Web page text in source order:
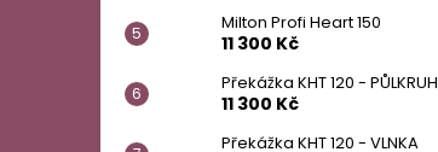
Milton Profi Heart 150
11 300 Kč
Překážka KHT 120 - PŮLKRUH
11 300 Kč
Překážka KHT 120 - VLNKA